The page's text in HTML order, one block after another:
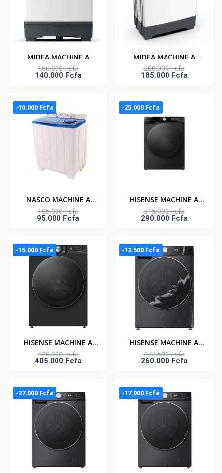
MIDEA MACHINE A
LAVER 14KG TOP LOAD
- TWIN TUB -
160.000 Fcfa
140.000 Fcfa
MIDEA MACHINE A
LAVER 18KG TOP LOAD
- TWIN TUB -
200.000 Fcfa
185.000 Fcfa
-10.000 Fcfa
NASCO MACHINE A
LAVER 10KG TWIN TUB
- SECHAGE- NASTT-
105.000 Fcfa
95.000 Fcfa
-25.000 Fcfa
HISENSE MACHINE A
LAVER 8KG ET SECHAGE
5KG FRONT LOAD -
WD3S8043BB
315.000 Fcfa
290.000 Fcfa
-15.000 Fcfa
HISENSE MACHINE A
LAVER FRONT LOAD -
CONNECT LIFE - 12KG
WD5S1245BB
420.000 Fcfa
405.000 Fcfa
-12.500 Fcfa
HISENSE MACHINE A
LAVER 10.5KG FRONT
LOAD CONNECT LIFE -
272.500 Fcfa
260.000 Fcfa
-27.000 Fcfa -17.000 Fcfa